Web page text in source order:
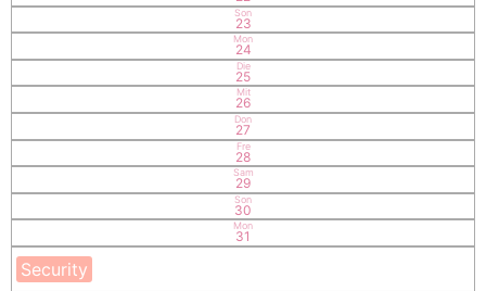
Son
23
Mon
24
Die
25
Mit
26
Don
27
Fre
28
Sam
29
Son
30
Mon
31
Security